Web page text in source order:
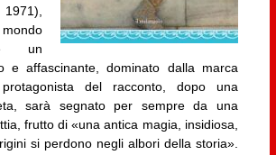
un
e affascinante, dominato dalla marca
del racconto, dopo una
sarà segnato per sempre da una
frutto di «una antica magia, insidiosa,
si perdono negli albori della storia».